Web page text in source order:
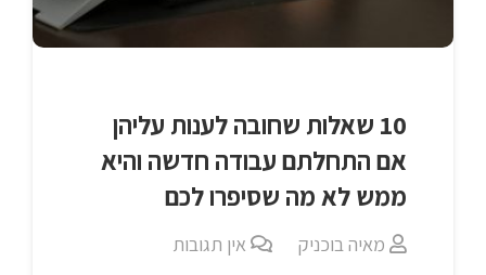
10 שאלות שחובה לענות עליהן
אם התחלתם עבודה חדשה והיא
ממש לא מה שסיפרו לכם
מאיה בוכניק אין תגובות